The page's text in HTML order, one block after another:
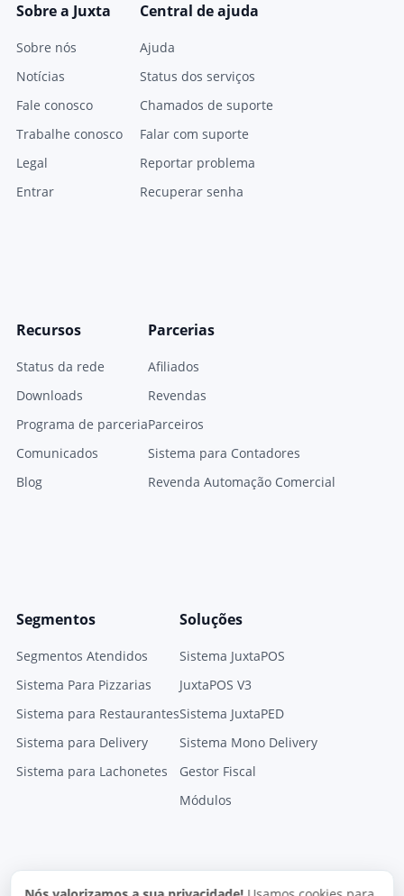
Sobre a Juxta
Sobre nós
Notícias
Fale conosco
Trabalhe conosco
Legal
Entrar
Central de ajuda
Ajuda
Status dos serviços
Chamados de suporte
Falar com suporte
Reportar problema
Recuperar senha
Recursos
Status da rede
Downloads
Programa de parceria
Comunicados
Blog
Parcerias
Afiliados
Revendas
Parceiros
Sistema para Contadores
Revenda Automação Comercial
Segmentos
Segmentos Atendidos
Sistema Para Pizzarias
Sistema para Restaurantes
Sistema para Delivery
Sistema para Lachonetes
Soluções
Sistema JuxtaPOS
JuxtaPOS V3
Sistema JuxtaPED
Sistema Mono Delivery
Gestor Fiscal
Módulos